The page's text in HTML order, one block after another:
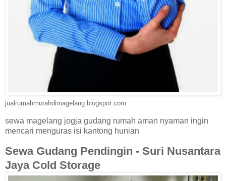
jualrumahmurahdimagelang.blogspot.com
sewa magelang jogja gudang rumah aman nyaman ingin
mencari menguras isi kantong hunian
Sewa Gudang Pendingin - Suri Nusantara
Jaya Cold Storage